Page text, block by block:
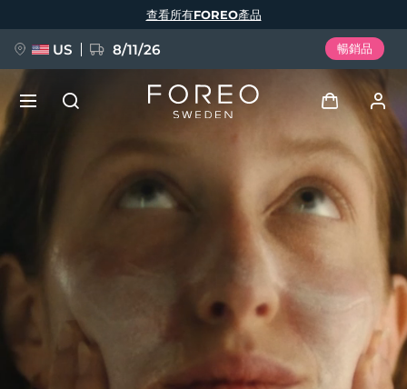
查看所有FOREO產品
US 8/11/26 暢銷品
登入
用戶信息
我的設備
我的地址
FAQ™ Pure Beauty-Tech Elixir
BREAKING NEWS
issa™ Teeth Whitening Set
English
Español
Français
Русский
Türkçe
简体中文 繁體中文